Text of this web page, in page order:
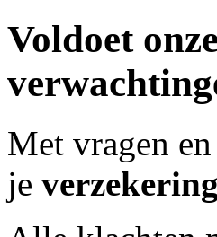
Voldoet
Met vragen
je